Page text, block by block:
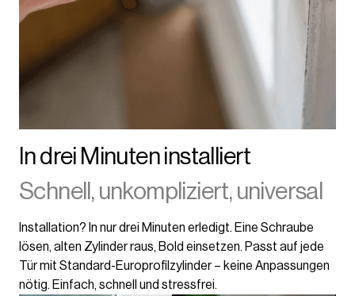
In drei Minuten installiert
Schnell, unkompliziert, universal
Installation? In nur drei Minuten erledigt. Eine Schraube
lösen, alten Zylinder raus, Bold einsetzen. Passt auf jede
Tür mit Standard-Europrofilzylinder – keine Anpassungen
nötig. Einfach, schnell und stressfrei.